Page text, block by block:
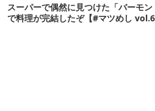
スーパーで偶然に見つけた「バーモ
で料理が完結したぞ【#マツめし vol.6